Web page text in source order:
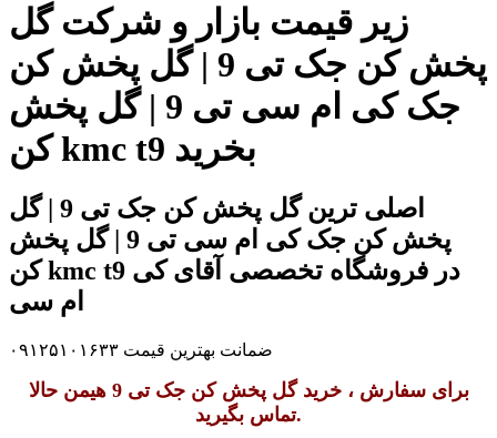
زیر قیمت بازار و شرکت گل
پخش کن جک تی 9 | گل پخش کن
جک کی ام سی تی 9 | گل پخش
کن kmc t9 بخرید
اصلی ترین گل پخش کن جک تی 9 | گل
پخش کن جک کی ام سی تی 9 | گل پخش
کن kmc t9 در فروشگاه تخصصی آقای کی
ام سی
ضمانت بهترین قیمت ۰۹۱۲۵۱۰۱۶۳۳
برای سفارش ، خرید گل پخش کن جک تی 9 هیمن حالا
تماس بگیرید.